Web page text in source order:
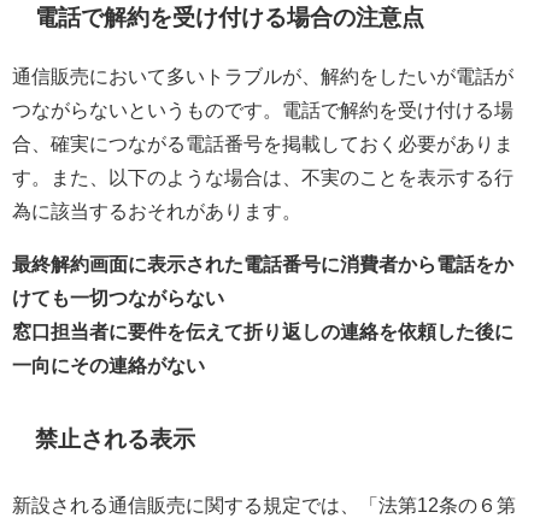
電話で解約を受け付ける場合の注意点
通信販売において多いトラブルが、解約をしたいが電話が
つながらないというものです。電話で解約を受け付ける場
合、確実につながる電話番号を掲載しておく必要がありま
す。また、以下のような場合は、不実のことを表示する行
為に該当するおそれがあります。
最終解約画面に表示された電話番号に消費者から電話をか
けても一切つながらない
窓口担当者に要件を伝えて折り返しの連絡を依頼した後に
一向にその連絡がない
禁止される表示
新設される通信販売に関する規定では、「法第12条の６第